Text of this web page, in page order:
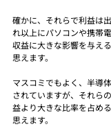
確かに、それらで利益は
れ以上にパソコンや携帯
収益に大きな影響を与え
思えます。
マスコミでもよく、半導
されていますが、それら
益より大きな比率を占め
思えます。